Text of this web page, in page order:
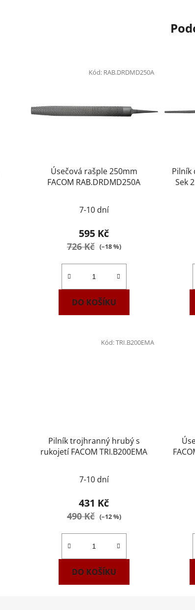
Úsečová rašple 250mm
FACOM RAB.DRDMD250A
7-10 dní
595 Kč
726 Kč (–18 %)
DO KOŠÍKU
Kód: RAB.DRDMD250A
Pilník
Sek
Pilník trojhranný hrubý s
rukojetí FACOM TRI.B200EMA
7-10 dní
431 Kč
490 Kč (–12 %)
DO KOŠÍKU
Kód:TRI.B200EMA